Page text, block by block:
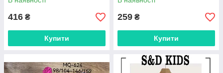
416 ₴
Купити
259 ₴
Купити